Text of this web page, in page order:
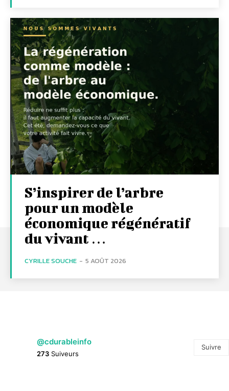
S’inspirer de l’arbre
pour un modèle
économique régénératif
du vivant …
CYRILLE SOUCHE - 5 AOÛT 2026
@cdurableinfo
273 Suiveurs
Suivre